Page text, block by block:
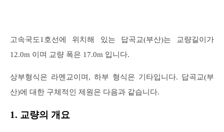
고속국도1호선에 위치해 있는 답곡교(부산)는 교량길이가
12.0m 이며 교량 폭은 17.0m 입니다.
상부형식은 라멘교이며, 하부 형식은 기타입니다. 답곡교(부
산)에 대한 구체적인 제원은 다음과 같습니다.
1. 교량의 개요